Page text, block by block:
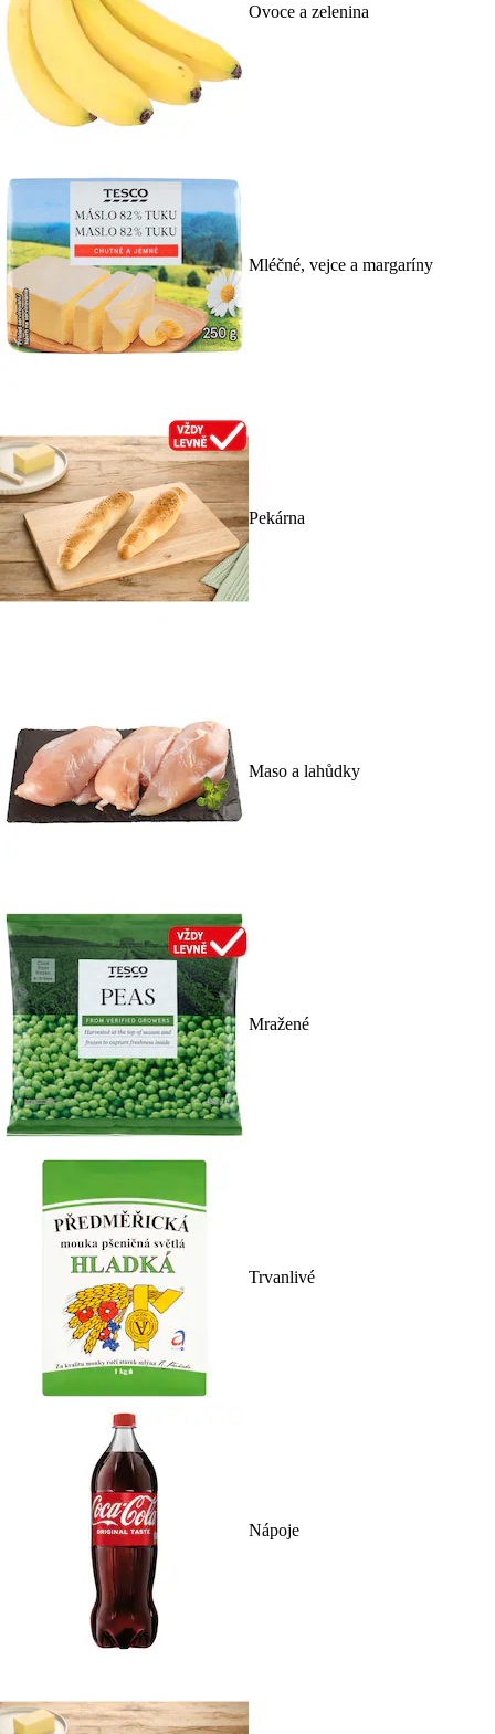
Ovoce a zelenina
Mléčné, vejce a margaríny
Pekárna
Maso a lahůdky
Mražené
Trvanlivé
Nápoje